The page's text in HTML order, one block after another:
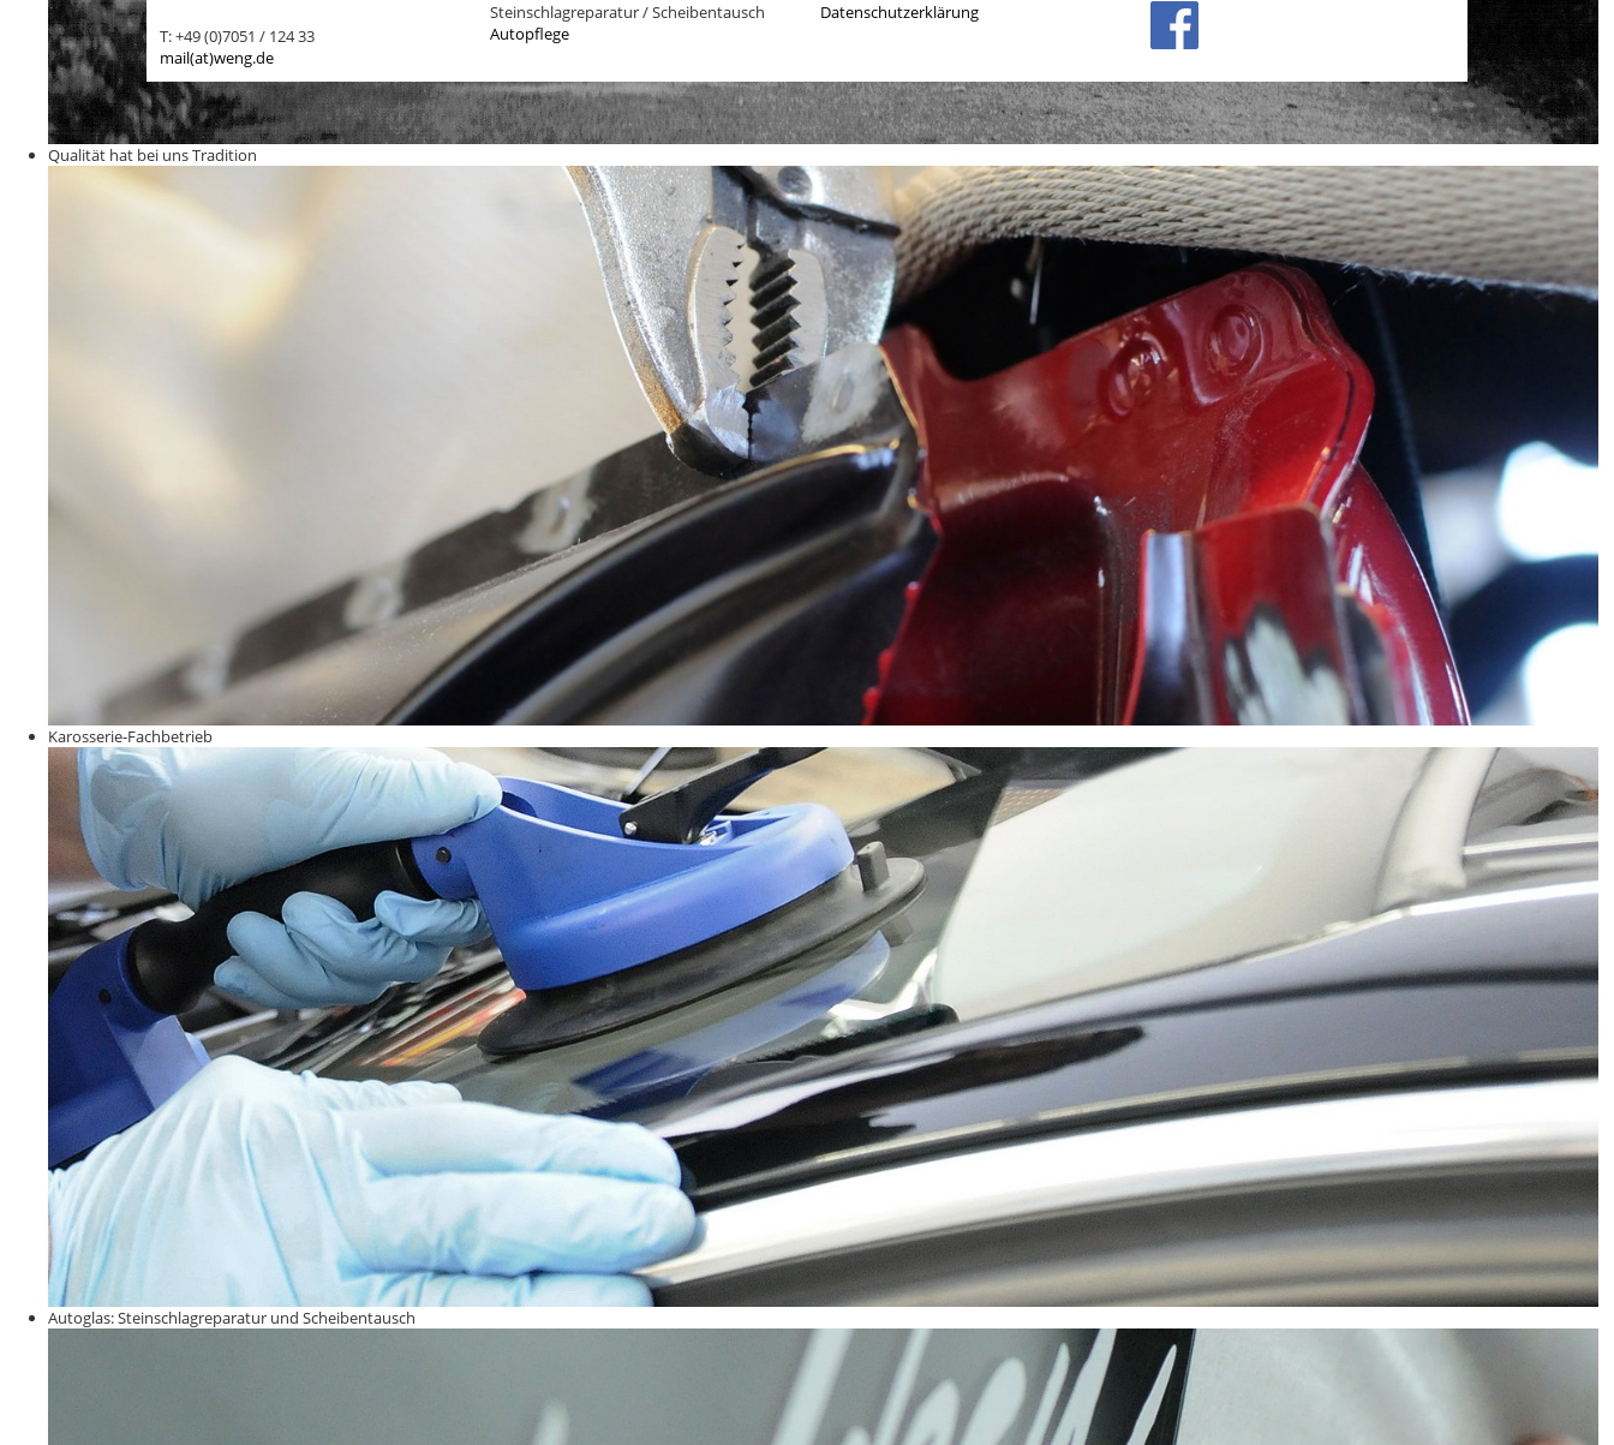
Qualität hat bei uns Tradition
Karosserie-Fachbetrieb
Autoglas: Steinschlagreparatur und Scheibentausch
T: +49 (0)7051 / 124 33
mail(at)weng.de
Steinschlagreparatur / Scheibentausch
Autopflege
Datenschutzerklärung